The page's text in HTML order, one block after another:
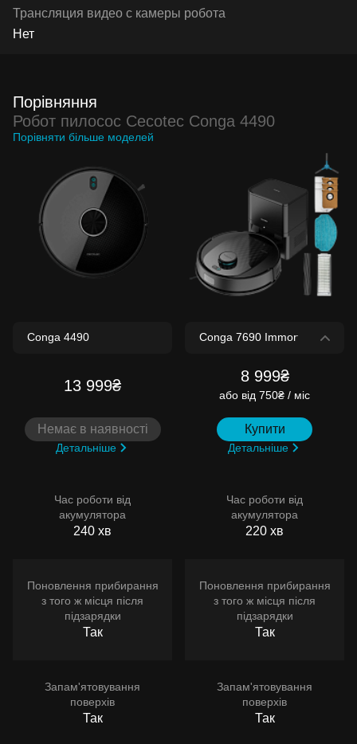
Трансляция видео с камеры робота
Нет
Порівняння
Робот пилосос Cecotec Conga 4490
Порівняти більше моделей
13 999₴
Немає в наявності
Детальніше
Час роботи від
акумулятора
240 хв
Поновлення прибирання
з того ж місця після
підзарядки
Так
Запам'ятовування
поверхів
Так
8 999₴
або від 750₴ / міс
Купити
Детальніше
Час роботи від
акумулятора
220 хв
Поновлення прибирання
з того ж місця після
підзарядки
Так
Запам'ятовування
поверхів
Так